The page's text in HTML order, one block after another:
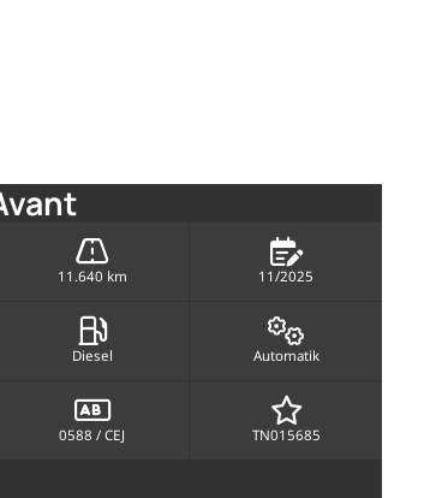
11.640 km 11/2025
Diesel Automatik
0588 / CEJ TN015685